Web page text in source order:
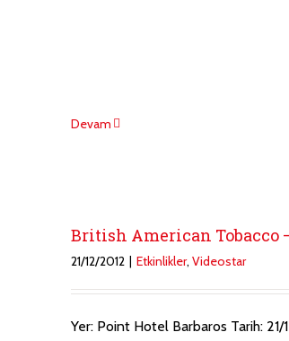
Devam
British American Tobacco
21/12/2012 | Etkinlikler, Videostar
Yer: Point Hotel Barbaros Tarih: 21/